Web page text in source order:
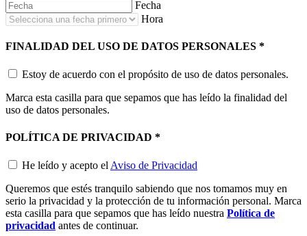
Fecha
Hora
FINALIDAD DEL USO DE DATOS PERSONALES *
Estoy de acuerdo con el propósito de uso de datos personales.
Marca esta casilla para que sepamos que has leído la finalidad del
uso de datos personales.
POLÍTICA DE PRIVACIDAD *
He leído y acepto el Aviso de Privacidad
Queremos que estés tranquilo sabiendo que nos tomamos muy en
serio la privacidad y la protección de tu información personal. Marca
esta casilla para que sepamos que has leído nuestra Política de
privacidad antes de continuar.